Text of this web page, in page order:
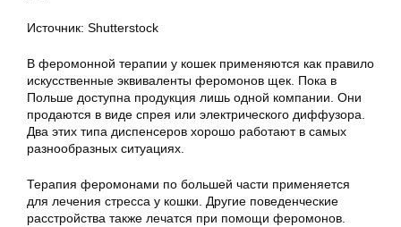
Источник: Shutterstock
В феромонной терапии у кошек применяются как правило
искусственные эквиваленты феромонов щек. Пока в
Польше доступна продукция лишь одной компании. Они
продаются в виде спрея или электрического диффузора.
Два этих типа диспенсеров хорошо работают в самых
разнообразных ситуациях.
Терапия феромонами по большей части применяется
для лечения стресса у кошки. Другие поведенческие
расстройства также лечатся при помощи феромонов.